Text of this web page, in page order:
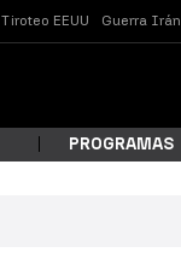
Tiroteo EEUU Guerra Irán
PROGRAMAS